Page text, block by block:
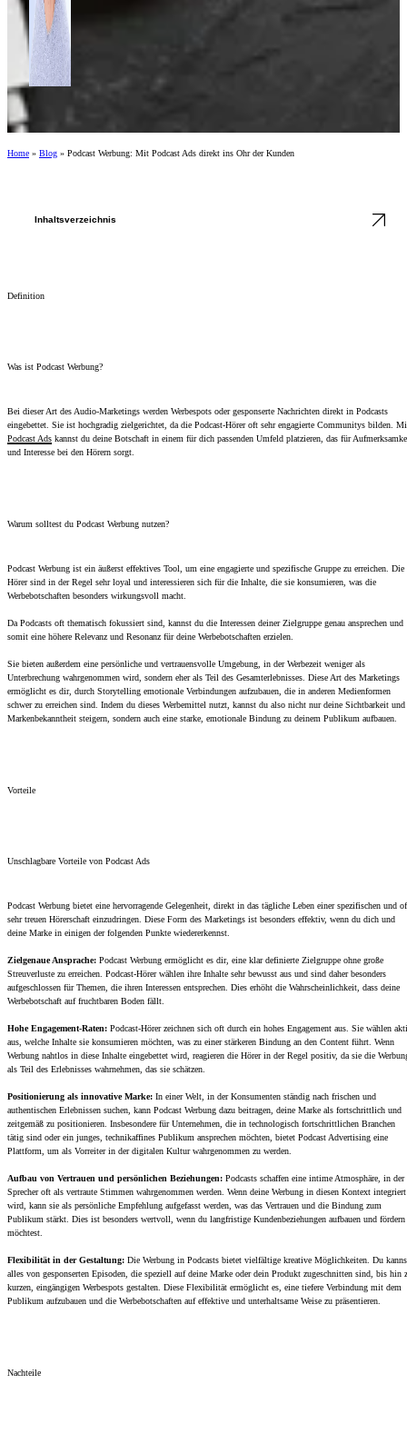
Home » Blog » Podcast Werbung: Mit Podcast Ads direkt ins Ohr der Kunden
Inhaltsverzeichnis
Definition
Was ist Podcast Werbung?
Bei dieser Art des Audio-Marketings werden Werbespots oder gesponserte Nachrichten direkt in Podcasts
eingebettet. Sie ist hochgradig zielgerichtet, da die Podcast-Hörer oft sehr engagierte Communitys bilden.
Podcast Ads kannst du deine Botschaft in einem für dich passenden Umfeld platzieren, das für
und Interesse bei den Hörern sorgt.
Warum solltest du Podcast Werbung nutzen?
Podcast Werbung ist ein äußerst effektives Tool, um eine engagierte und spezifische Gruppe zu erreichen. Die
Hörer sind in der Regel sehr loyal und interessieren sich für die Inhalte, die sie konsumieren, was die
Werbebotschaften besonders wirkungsvoll macht.
Da Podcasts oft thematisch fokussiert sind, kannst du die Interessen deiner Zielgruppe genau ansprechen und
somit eine höhere Relevanz und Resonanz für deine Werbebotschaften erzielen.
Sie bieten außerdem eine persönliche und vertrauensvolle Umgebung, in der Werbezeit weniger als
Unterbrechung wahrgenommen wird, sondern eher als Teil des Gesamterlebnisses. Diese Art des Marketings
ermöglicht es dir, durch Storytelling emotionale Verbindungen aufzubauen, die in anderen Medienformen
schwer zu erreichen sind. Indem du dieses Werbemittel nutzt, kannst du also nicht nur deine Sichtbarkeit und
Markenbekanntheit steigern, sondern auch eine starke, emotionale Bindung zu deinem Publikum aufbauen.
Vorteile
Unschlagbare Vorteile von Podcast Ads
Podcast Werbung bietet eine hervorragende Gelegenheit, direkt in das tägliche Leben einer spezifischen und
sehr treuen Hörerschaft einzudringen. Diese Form des Marketings ist besonders effektiv, wenn du dich und
deine Marke in einigen der folgenden Punkte wiedererkennst.
Zielgenaue Ansprache: Podcast Werbung ermöglicht es dir, eine klar definierte Zielgruppe ohne große
Streuverluste zu erreichen. Podcast-Hörer wählen ihre Inhalte sehr bewusst aus und sind daher besonders
aufgeschlossen für Themen, die ihren Interessen entsprechen. Dies erhöht die Wahrscheinlichkeit, dass deine
Werbebotschaft auf fruchtbaren Boden fällt.
Hohe Engagement-Raten: Podcast-Hörer zeichnen sich oft durch ein hohes Engagement aus. Sie wählen
aus, welche Inhalte sie konsumieren möchten, was zu einer stärkeren Bindung an den Content führt. Wenn
Werbung nahtlos in diese Inhalte eingebettet wird, reagieren die Hörer in der Regel positiv, da sie die
als Teil des Erlebnisses wahrnehmen, das sie schätzen.
Positionierung als innovative Marke: In einer Welt, in der Konsumenten ständig nach frischen und
authentischen Erlebnissen suchen, kann Podcast Werbung dazu beitragen, deine Marke als fortschrittlich und
zeitgemäß zu positionieren. Insbesondere für Unternehmen, die in technologisch fortschrittlichen Branchen
tätig sind oder ein junges, technikaffines Publikum ansprechen möchten, bietet Podcast Advertising eine
Plattform, um als Vorreiter in der digitalen Kultur wahrgenommen zu werden.
Aufbau von Vertrauen und persönlichen Beziehungen: Podcasts schaffen eine intime Atmosphäre, in der
Sprecher oft als vertraute Stimmen wahrgenommen werden. Wenn deine Werbung in diesen Kontext integriert
wird, kann sie als persönliche Empfehlung aufgefasst werden, was das Vertrauen und die Bindung zum
Publikum stärkt. Dies ist besonders wertvoll, wenn du langfristige Kundenbeziehungen aufbauen und fördern
möchtest.
Flexibilität in der Gestaltung: Die Werbung in Podcasts bietet vielfältige kreative Möglichkeiten. Du
alles von gesponserten Episoden, die speziell auf deine Marke oder dein Produkt zugeschnitten sind, bis hin
kurzen, eingängigen Werbespots gestalten. Diese Flexibilität ermöglicht es, eine tiefere Verbindung mit dem
Publikum aufzubauen und die Werbebotschaften auf effektive und unterhaltsame Weise zu präsentieren.
Nachteile